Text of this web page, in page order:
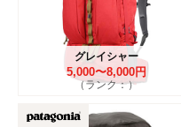
グレイシャー
5,000〜8,000円
（ランク：）